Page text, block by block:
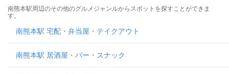
南熊本駅周辺のその他のグルメジャンルからスポットを探すことができま
す。
南熊本駅 宅配・弁当屋・テイクアウト
南熊本駅 居酒屋・バー・スナック